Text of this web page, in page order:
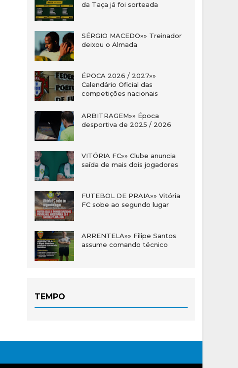
da Taça já foi sorteada
SÉRGIO MACEDO»» Treinador
deixou o Almada
ÉPOCA 2026 / 2027»»
Calendário Oficial das
competições nacionais
ARBITRAGEM»» Época
desportiva de 2025 / 2026
VITÓRIA FC»» Clube anuncia
saída de mais dois jogadores
FUTEBOL DE PRAIA»» Vitória
FC sobe ao segundo lugar
ARRENTELA»» Filipe Santos
assume comando técnico
TEMPO